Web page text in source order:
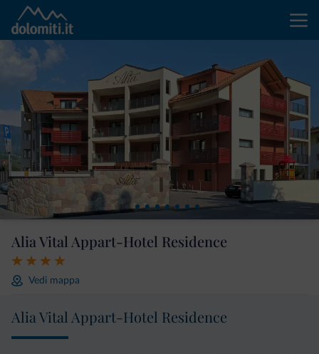
Alia Vital Appart-Hotel Residence
Vedi mappa
Alia Vital Appart-Hotel Residence